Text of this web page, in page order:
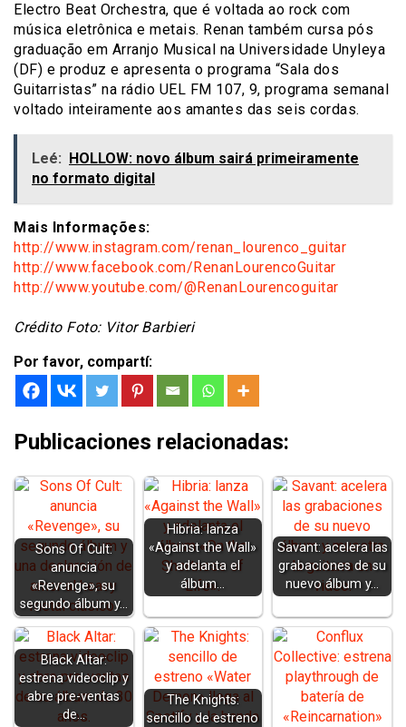
Electro Beat Orchestra, que é voltada ao rock com
música eletrônica e metais. Renan também cursa pós
graduação em Arranjo Musical na Universidade Unyleya
(DF) e produz e apresenta o programa “Sala dos
Guitarristas” na rádio UEL FM 107, 9, programa semanal
voltado inteiramente aos amantes das seis cordas.
Leé: HOLLOW: novo álbum sairá primeiramente
no formato digital
Mais Informações:
http://www.instagram.com/renan_lourenco_guitar
http://www.facebook.com/RenanLourencoGuitar
http://www.youtube.com/@RenanLourencoguitar
Crédito Foto: Vitor Barbieri
Por favor, compartí:
Publicaciones relacionadas:
Sons Of Cult:
anuncia
«Revenge», su
segundo álbum y…
Hibria: lanza
«Against the Wall»
y adelanta el
álbum…
Savant: acelera las
grabaciones de su
nuevo álbum y…
Black Altar:
estrena videoclip y
abre pre-ventas
de…
The Knights:
sencillo de estreno